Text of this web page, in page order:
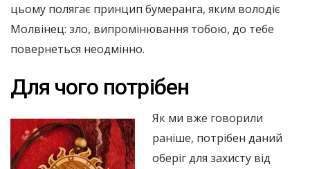
цьому полягає принцип бумеранга, яким володіє
Молвінец: зло, випромінювання тобою, до тебе
повернеться неодмінно.
Для чого потрібен
Як ми вже говорили
раніше, потрібен даний
оберіг для захисту від